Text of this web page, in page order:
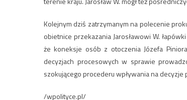
Kolejnym dziś zatrzymanym na polecenie
obietnice przekazania Jarosławowi W.
że koneksje osób z otoczenia Józefa
decyzjach procesowych w sprawie
szokującego procederu wpływania na
/wpolityce.pl/